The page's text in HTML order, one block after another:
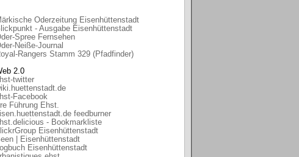
Oderzeitung Eisenhüttenstadt
- Ausgabe Eisenhüttenstadt
Spree Fernsehen
Neiße-Journal
Rangers Stamm 329 (Pfadfinder)
2.0
twitter
Facebook
Führung Ehst.
feedburner
- Bookmarkliste
Eisenhüttenstadt
| Eisenhüttenstadt
Logbuch Eisenhüttenstadt